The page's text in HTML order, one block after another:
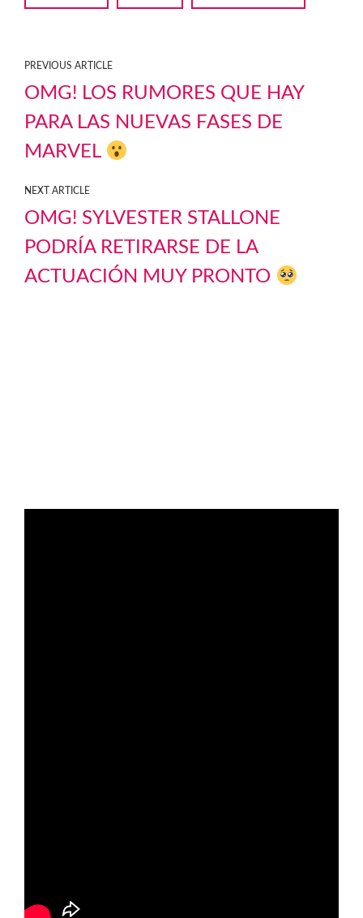
PREVIOUS ARTICLE
OMG! LOS RUMORES QUE HAY
PARA LAS NUEVAS FASES DE
MARVEL
NEXT ARTICLE
OMG! SYLVESTER STALLONE
PODRÍA RETIRARSE DE LA
ACTUACIÓN MUY PRONTO